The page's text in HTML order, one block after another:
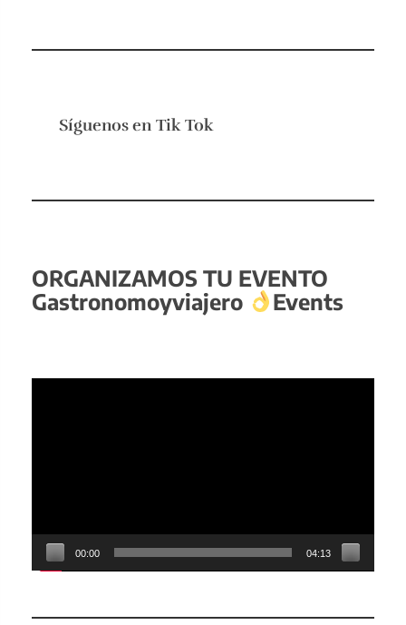
Síguenos en Tik Tok
ORGANIZAMOS TU EVENTO
Gastronomoyviajero
Events
00:00 04:13